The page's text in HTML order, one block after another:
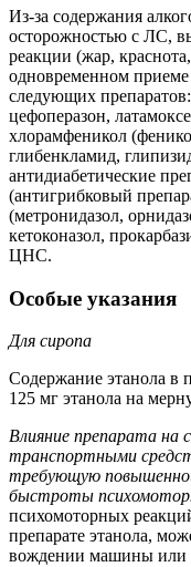
Из-за содержания
осторожностью с ЛС,
реакции (жар,
одновременном
следующих
цефоперазон,
хлорамфеникол
глибенкламид,
антидиабетические
(антигрибковый
(метронидазол,
кетоконазол,
ЦНС.
Особые указания
Для сиропа
Содержание этанола в
125 мг этанола на
Влияние препарата на
транспортными
требующую
быстроты
психомоторных
препарате этанола,
вождении машины или